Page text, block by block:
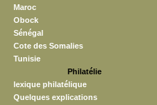
Maroc
Obock
Sénégal
Cote des Somalies
Tunisie
Philatélie
lexique philatélique
Quelques explications